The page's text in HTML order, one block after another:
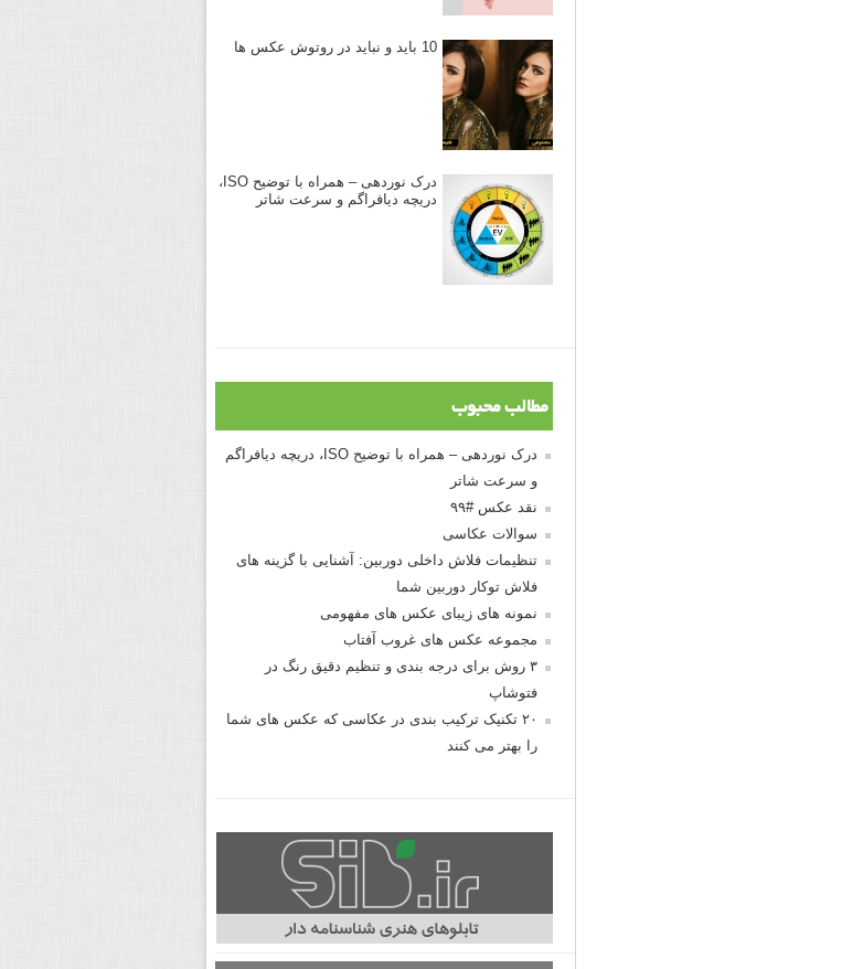
10 باید و نباید در روتوش عکس ها
درک نوردهی – همراه با توضیح ISO،
دریچه دیافراگم و سرعت شاتر
مطالب محبوب
درک نوردهی – همراه با توضیح ISO، دریچه دیافراگم
و سرعت شاتر
نقد عکس #۹۹
سوالات عکاسی
تنظیمات فلاش داخلی دوربین: آشنایی با گزینه های
فلاش توکار دوربین شما
نمونه های زیبای عکس های مفهومی
مجموعه عکس های غروب آفتاب
۳ روش برای درجه بندی و تنظیم دقیق رنگ در
فتوشاپ
۲۰ تکنیک ترکیب بندی در عکاسی که عکس های شما
را بهتر می کنند